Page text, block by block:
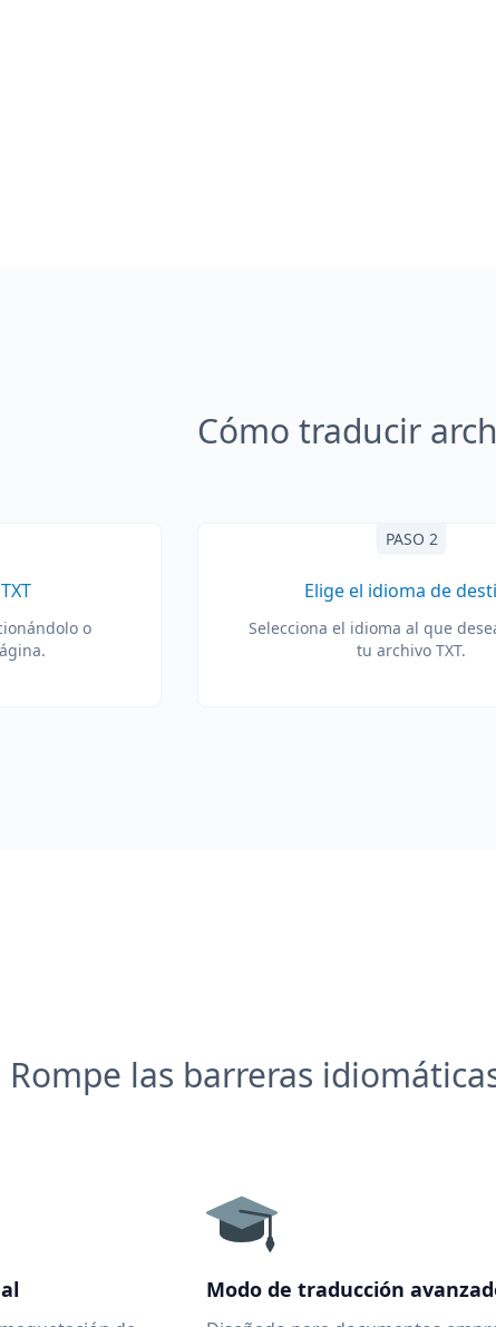
Cómo traducir
o
PASO 2
Elige el idioma de
Selecciona el idioma al que
tu archivo TXT.
Rompe las barreras
Modo de traducción